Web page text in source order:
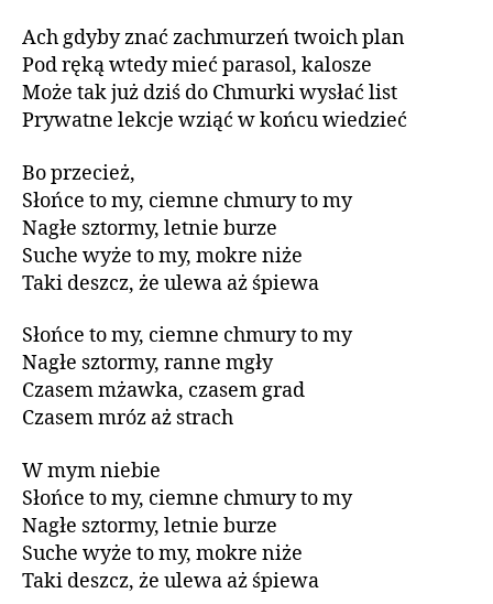
Ach gdyby znać zachmurzeń twoich plan
Pod ręką wtedy mieć parasol, kalosze
Może tak już dziś do Chmurki wysłać list
Prywatne lekcje wziąć w końcu wiedzieć
Bo przecież,
Słońce to my, ciemne chmury to my
Nagłe sztormy, letnie burze
Suche wyże to my, mokre niże
Taki deszcz, że ulewa aż śpiewa
Słońce to my, ciemne chmury to my
Nagłe sztormy, ranne mgły
Czasem mżawka, czasem grad
Czasem mróz aż strach
W mym niebie
Słońce to my, ciemne chmury to my
Nagłe sztormy, letnie burze
Suche wyże to my, mokre niże
Taki deszcz, że ulewa aż śpiewa